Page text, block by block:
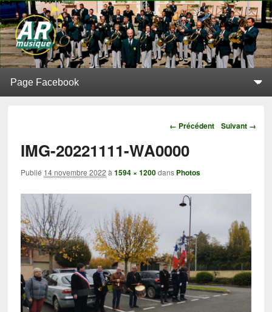
L'Alerte de Replonges
BATTERIE-FANFARE SITUÉE À REPLONGES (AIN)
Navigation
← Précédent Suivant →
IMG-20221111-WA0000
Publié 14 novembre 2022 à1594 × 1200dans Photos